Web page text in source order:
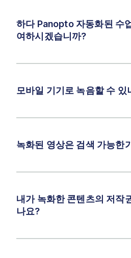
하다 Panopto 자동화된 수
여하시겠습니까?
모바일 기기로 녹음할 수 있
녹화된 영상은 검색 가능한
내가 녹화한 콘텐츠의 저작
나요?